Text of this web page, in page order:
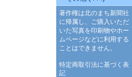
著作権は北のまち新聞社
に帰属し、ご購入いただ
いた写真を印刷物やホー
ムページなどに利用する
ことはできません。
特定商取引法に基づく表
記